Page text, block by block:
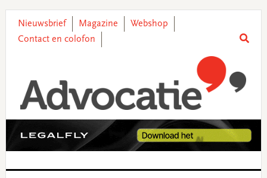
primary
main
primary
footer
Nieuwsbrief Magazine
Webshop
Contact en colofon